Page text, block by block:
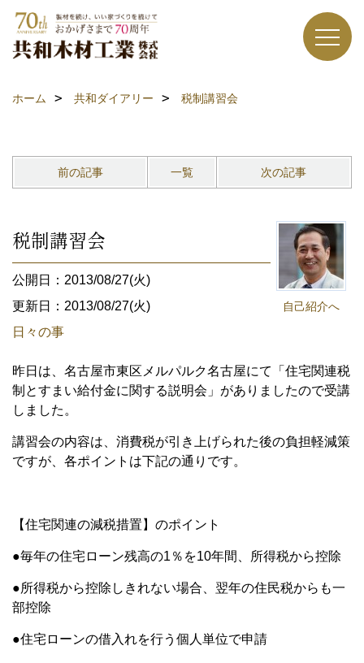
ホーム 共和ダイアリー 税制講習会
前の記事 一覧 次の記事
自己紹介へ
税制講習会
公開日：2013/08/27(火)
更新日：2013/08/27(火)
日々の事
昨日は、名古屋市東区メルパルク名古屋にて「住宅関連税
制とすまい給付金に関する説明会」がありましたので受講
しました。
講習会の内容は、消費税が引き上げられた後の負担軽減策
ですが、各ポイントは下記の通りです。
【住宅関連の減税措置】のポイント
●毎年の住宅ローン残高の1％を10年間、所得税から控除
●所得税から控除しきれない場合、翌年の住民税からも一
部控除
●住宅ローンの借入れを行う個人単位で申請